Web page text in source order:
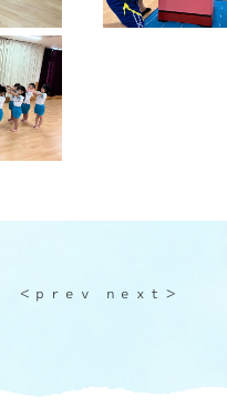
＜ｐｒｅｖ ｎｅｘｔ＞